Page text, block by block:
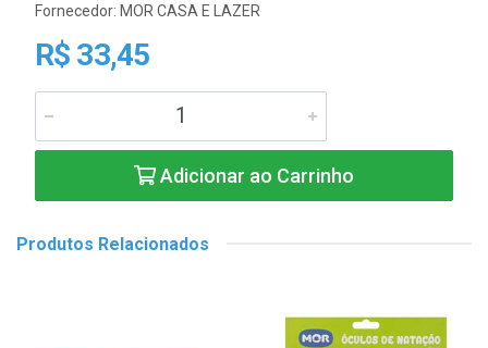
Fornecedor: MOR CASA E LAZER
R$ 33,45
Adicionar ao Carrinho
Produtos Relacionados